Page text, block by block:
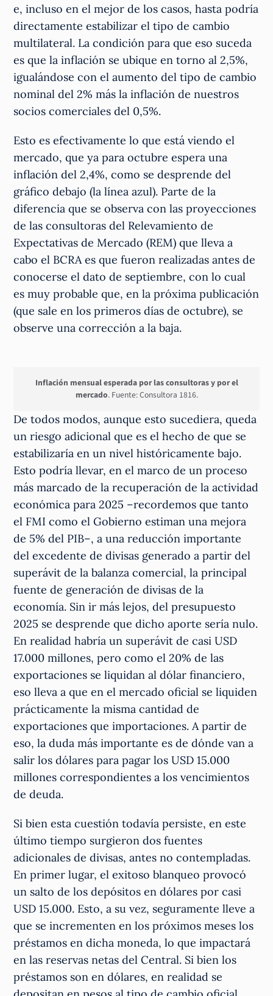
e, incluso en el mejor de los casos, hasta podría
directamente estabilizar el tipo de cambio
multilateral. La condición para que eso suceda
es que la inflación se ubique en torno al 2,5%,
igualándose con el aumento del tipo de cambio
nominal del 2% más la inflación de nuestros
socios comerciales del 0,5%.
Esto es efectivamente lo que está viendo el
mercado, que ya para octubre espera una
inflación del 2,4%, como se desprende del
gráfico debajo (la línea azul). Parte de la
diferencia que se observa con las proyecciones
de las consultoras del Relevamiento de
Expectativas de Mercado (REM) que lleva a
cabo el BCRA es que fueron realizadas antes de
conocerse el dato de septiembre, con lo cual
es muy probable que, en la próxima publicación
(que sale en los primeros días de octubre), se
observe una corrección a la baja.
Inflación mensual esperada por las consultoras y por el
mercado. Fuente: Consultora 1816.
De todos modos, aunque esto sucediera, queda
un riesgo adicional que es el hecho de que se
estabilizaría en un nivel históricamente bajo.
Esto podría llevar, en el marco de un proceso
más marcado de la recuperación de la actividad
económica para 2025 –recordemos que tanto
el FMI como el Gobierno estiman una mejora
de 5% del PIB–, a una reducción importante
del excedente de divisas generado a partir del
superávit de la balanza comercial, la principal
fuente de generación de divisas de la
economía. Sin ir más lejos, del presupuesto
2025 se desprende que dicho aporte sería nulo.
En realidad habría un superávit de casi USD
17.000 millones, pero como el 20% de las
exportaciones se liquidan al dólar financiero,
eso lleva a que en el mercado oficial se liquiden
prácticamente la misma cantidad de
exportaciones que importaciones. A partir de
eso, la duda más importante es de dónde van a
salir los dólares para pagar los USD 15.000
millones correspondientes a los vencimientos
de deuda.
Si bien esta cuestión todavía persiste, en este
último tiempo surgieron dos fuentes
adicionales de divisas, antes no contempladas.
En primer lugar, el exitoso blanqueo provocó
un salto de los depósitos en dólares por casi
USD 15.000. Esto, a su vez, seguramente lleve a
que se incrementen en los próximos meses los
préstamos en dicha moneda, lo que impactará
en las reservas netas del Central. Si bien los
préstamos son en dólares, en realidad se